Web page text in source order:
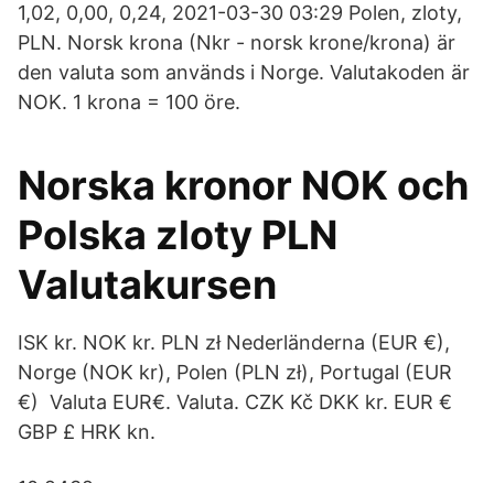
1,02, 0,00, 0,24, 2021-03-30 03:29 Polen, zloty,
PLN. Norsk krona (Nkr - norsk krone/krona) är
den valuta som används i Norge. Valutakoden är
NOK. 1 krona = 100 öre.
Norska kronor NOK och
Polska zloty PLN
Valutakursen
ISK kr. NOK kr. PLN zł Nederländerna (EUR €),
Norge (NOK kr), Polen (PLN zł), Portugal (EUR
€) Valuta EUR€. Valuta. CZK Kč DKK kr. EUR €
GBP £ HRK kn.